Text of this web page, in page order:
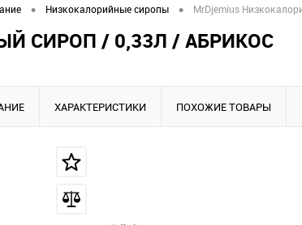
• Низкокалорийные сиропы • MrDjemius
СИРОП / 0,33Л / АБРИКОС
ХАРАКТЕРИСТИКИ ПОХОЖИЕ ТОВАРЫ